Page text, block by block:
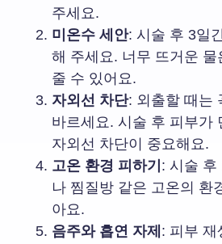
주세요.
미온수 세안: 시술 후 3일
해 주세요. 너무 뜨거운 물
줄 수 있어요.
자외선 차단: 외출할 때는
바르세요. 시술 후 피부가
자외선 차단이 중요해요.
고온 환경 피하기 : 시술 후
나 찜질방 같은 고온의 환
아요.
음주와 흡연 자제 : 피부 재